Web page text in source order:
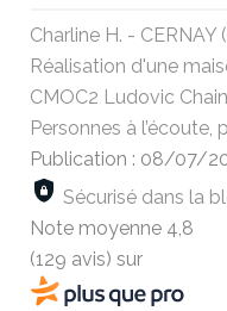
Charline H. - CERNAY
Réalisation d'une
CMOC2 Ludovic
Personnes à l’écoute,
Publication : 08/07/
Sécurisé dans la
Note moyenne 4,8
(129 avis) sur